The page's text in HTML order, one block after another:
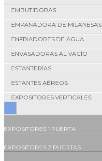
EMBUTIDORAS
EMPANADORA DE MILANESAS
ENFRIADORES DE AGUA
ENVASADORAS AL VACÍO
ESTANTERÍAS
ESTANTES AÉREOS
EXPOSITORES VERTICALES
EXPOSITORES 1 PUERTA
EXPOSITORES 2 PUERTAS